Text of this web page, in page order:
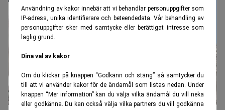
Användning av kakor innebär att vi behandlar personuppgifter som
IP-adress, unika identifierare och beteendedata. Vår behandling av
personuppgifter sker med samtycke eller berättigat intresse som
laglig grund.
Dina val av kakor
Om du klickar på knappen “Godkänn och stäng” så samtycker du
till att vi använder kakor för de ändamål som listas nedan. Under
knappen “Mer information” kan du välja vilka ändamål du vill neka
eller godkänna. Du kan också välja vilka partners du vill godkänna